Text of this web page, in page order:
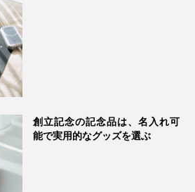
創立記念の記念品は、名入れ可
能で実用的なグッズを選ぶ